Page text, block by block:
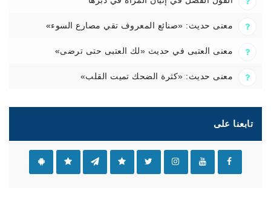
معنى حديث: «صنائع المعروف تقي مصارع السوء»
معنى العتبى في حديث «لك العتبى حتى ترضى»
معنى حديث: «كثرة الضحك تميت القلب»
تابعنا على